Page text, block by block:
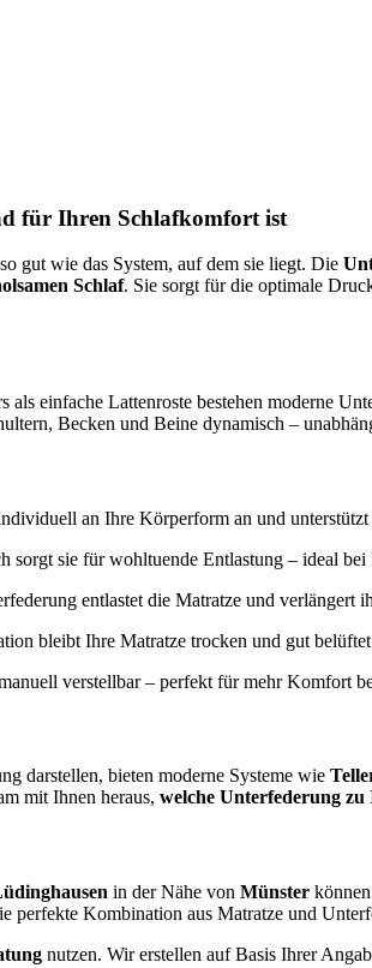
für Ihren Schlafkomfort ist
gut wie das System, auf dem sie liegt. Die
Schlaf. Sie sorgt für die optimale
einfache Lattenroste bestehen moderne
Becken und Beine dynamisch –
an Ihre Körperform an und
sorgt sie für wohltuende Entlastung – ideal
entlastet die Matratze und verlängert
bleibt Ihre Matratze trocken und gut
verstellbar – perfekt für mehr Komfort
darstellen, bieten moderne Systeme wie
mit Ihnen heraus, welche Unterfederung
in der Nähe von Münster
perfekte Kombination aus Matratze und
nutzen. Wir erstellen auf Basis Ihrer